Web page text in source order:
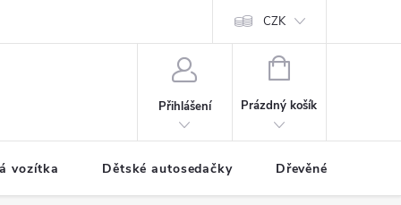
CZK
Přihlášení
NÁKUPNÍ
Prázdný košík
vozítka Dětské autosedačky Dřevěné hračky